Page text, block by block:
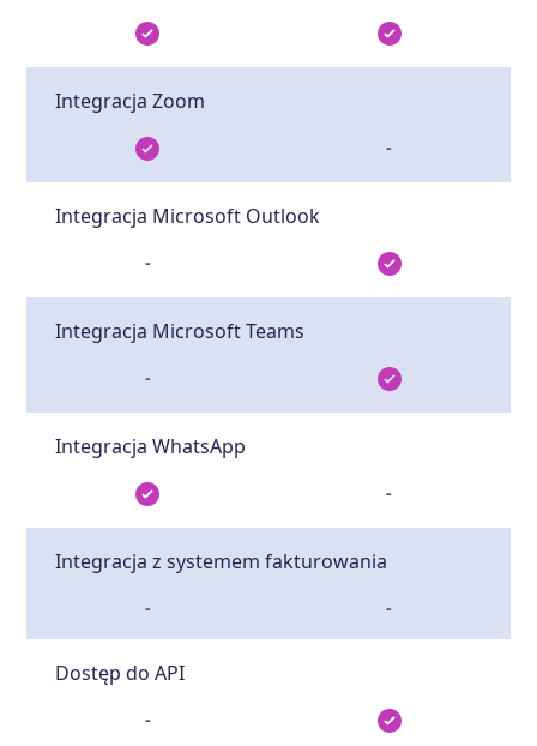
Integracja Zoom
-
Integracja Microsoft Outlook
-
Integracja Microsoft Teams
-
Integracja WhatsApp
-
Integracja z systemem fakturowania
- -
Dostęp do API
-